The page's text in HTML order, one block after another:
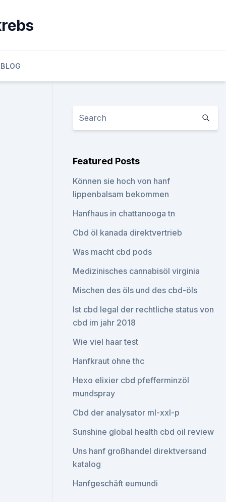
BLOG
Featured Posts
Können sie hoch von hanf
lippenbalsam bekommen
Hanfhaus in chattanooga tn
Cbd öl kanada direktvertrieb
Was macht cbd pods
Medizinisches cannabisöl virginia
Mischen des öls und des cbd-öls
Ist cbd legal der rechtliche status von
cbd im jahr 2018
Wie viel haar test
Hanfkraut ohne thc
Hexo elixier cbd pfefferminzöl
mundspray
Cbd der analysator ml-xxl-p
Sunshine global health cbd oil review
Uns hanf großhandel direktversand
katalog
Hanfgeschäft eumundi